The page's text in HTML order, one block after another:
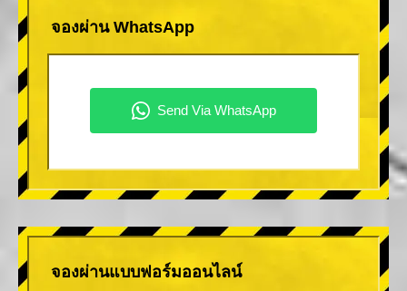
จองผ่าน WhatsApp
จองผ่านแบบฟอร์มออนไลน์